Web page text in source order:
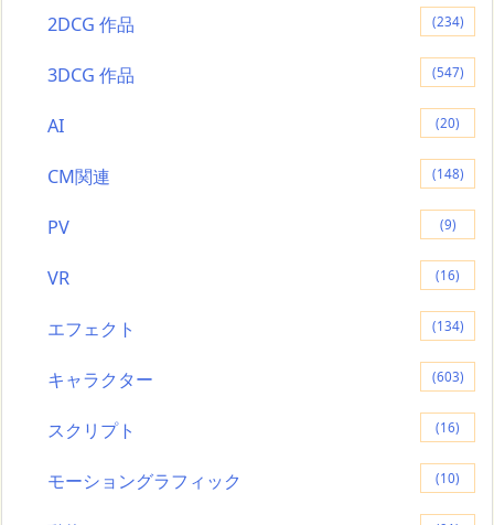
2DCG 作品 (234)
3DCG 作品 (547)
AI (20)
CM関連 (148)
PV (9)
VR (16)
エフェクト (134)
キャラクター (603)
スクリプト (16)
モーショングラフィック (10)